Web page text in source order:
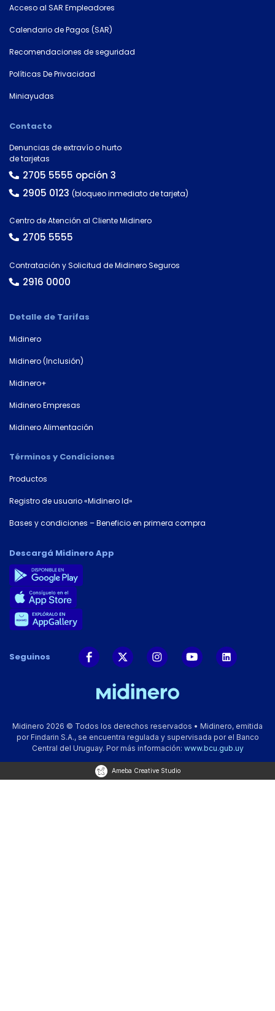
número
cuenta
Tipo
tarjeta*
País
Tipo de
Número de
Acceso al SAR Empleadores
Calendario de Pagos (SAR)
Recomendaciones de seguridad
Políticas De Privacidad
Miniayudas
Contacto
Denuncias de extravío o hurto
de tarjetas
2705 5555 opción 3
2905 0123 (bloqueo inmediato de tarjeta)
Centro de Atención al Cliente Midinero
2705 5555
Contratación y Solicitud de Midinero Seguros
2916 0000
Detalle de Tarifas
Midinero
Midinero (Inclusión)
Midinero+
Midinero Empresas
Midinero Alimentación
Términos y Condiciones
Productos
Registro de usuario «Midinero Id»
Bases y condiciones – Beneficio en primera compra
Descargá Midinero App
Seguinos
Midinero 2026 © Todos los derechos reservados • Midinero, emitida
por Findarin S.A., se encuentra regulada y supervisada por el Banco
Central del Uruguay. Por más información: www.bcu.gub.uy
Ameba Creative Studio